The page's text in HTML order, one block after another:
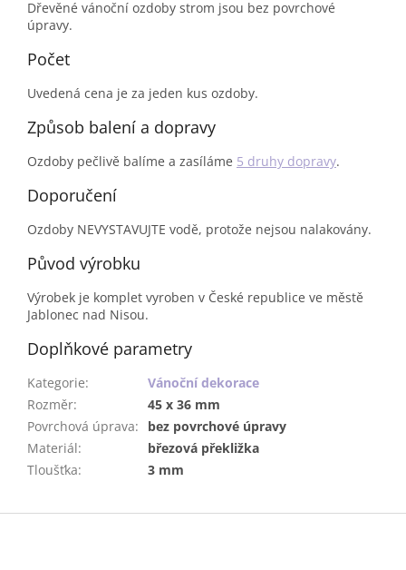
Dřevěné vánoční ozdoby strom jsou bez povrchové
úpravy.
Počet
Uvedená cena je za jeden kus ozdoby.
Způsob balení a dopravy
Ozdoby pečlivě balíme a zasíláme 5 druhy dopravy.
Doporučení
Ozdoby NEVYSTAVUJTE vodě, protože nejsou nalakovány.
Původ výrobku
Výrobek je komplet vyroben v České republice ve městě
Jablonec nad Nisou.
Doplňkové parametry
Kategorie:
Vánoční dekorace
Rozměr:
45 x 36 mm
Povrchová úprava:
bez povrchové úpravy
Materiál:
březová překližka
Tloušťka: 3 mm
Z